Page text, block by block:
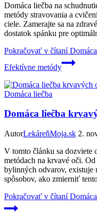
Domáca liečba na
metódy stravovania a
ciele. Zamerajte sa na
dostatok spánku pre
Pokračovať v čítaní
Efektívne metódy
Domáca liečba
Domáca liečba
AutorLekáreňMoja.sk 2.
V tomto článku sa dozviete
metódach na krvavé oči.
bylinných odvarov,
spôsobov, ako zmierniť
Pokračovať v čítaní